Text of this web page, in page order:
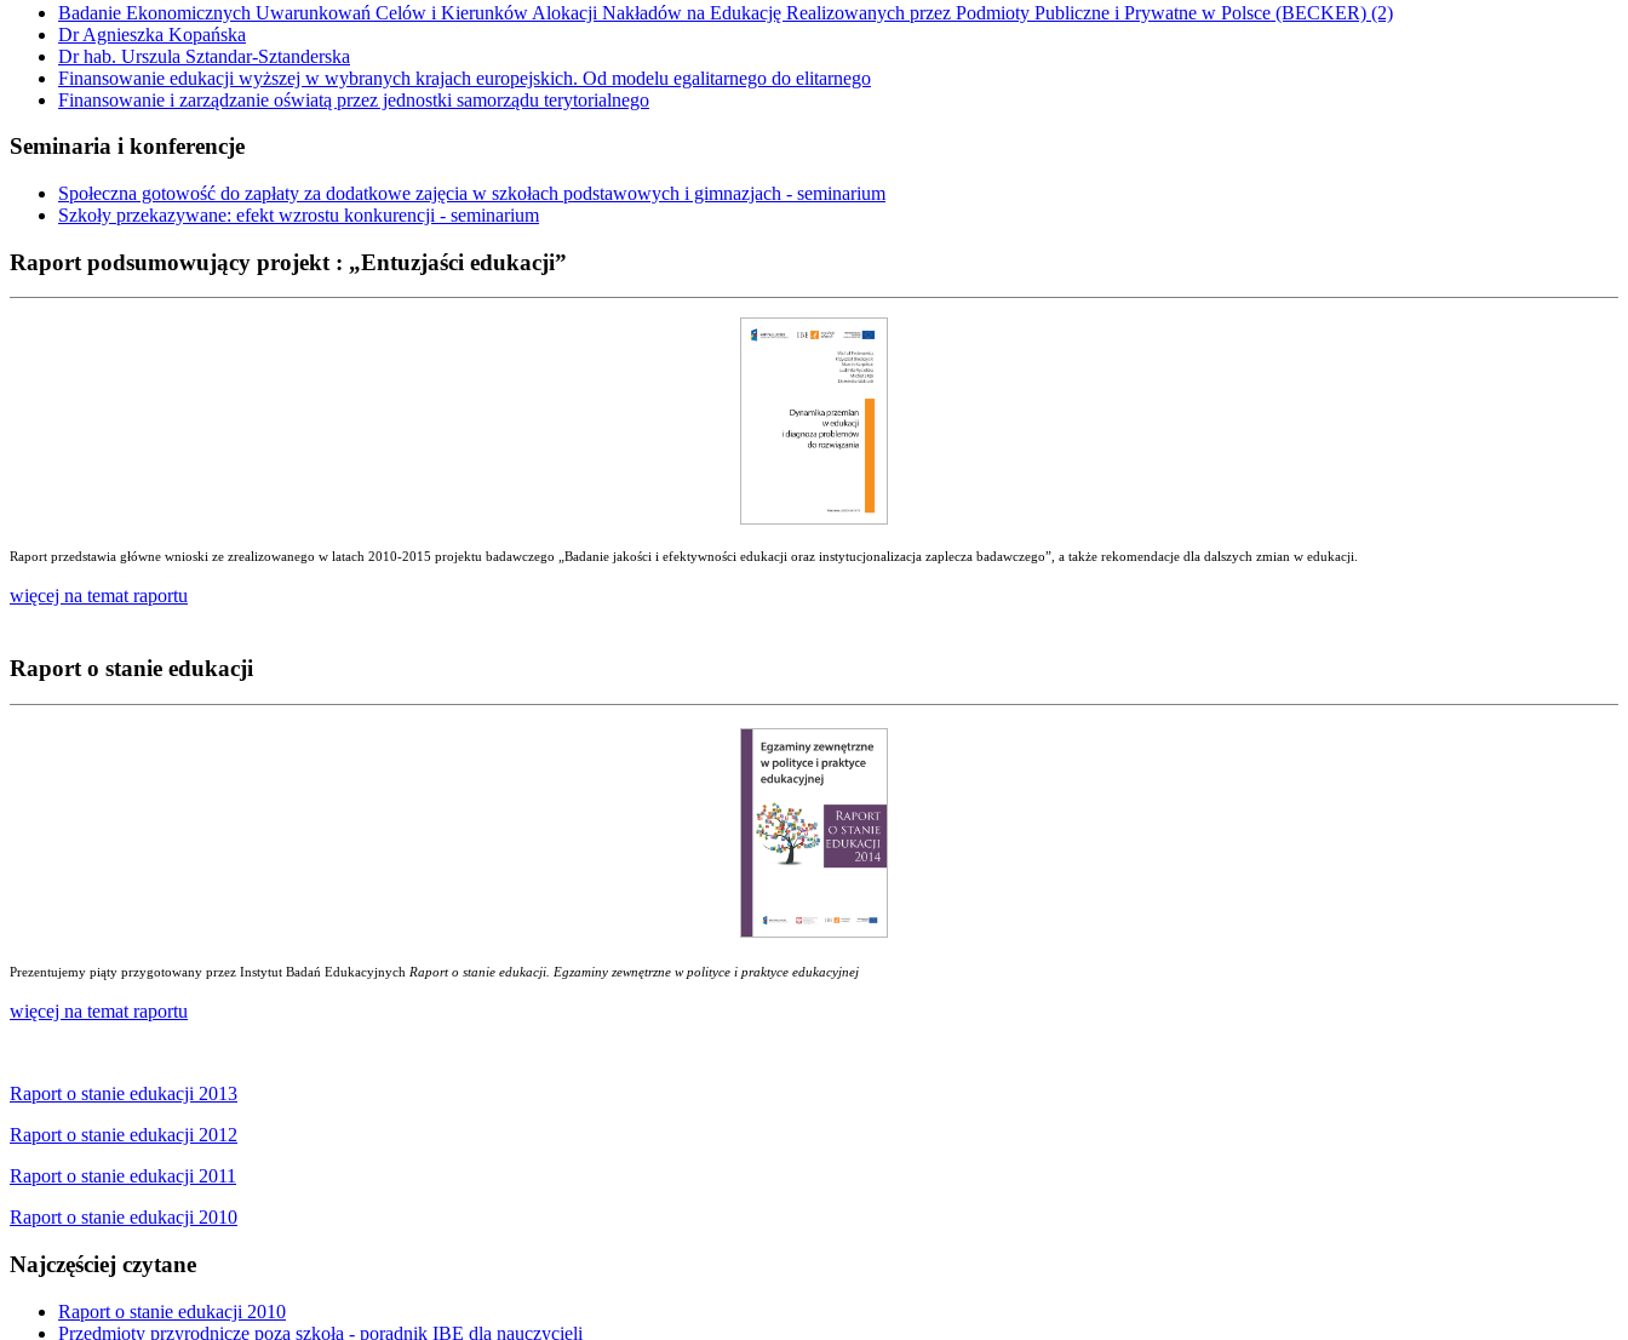
Badanie Ekonomicznych Uwarunkowań Celów i Kierunków Alokacji Nakładów na Edukację Realizowanych przez Podmioty Publiczne i Prywatne w Polsce (BECKER) (2)
Dr Agnieszka Kopańska
Dr hab. Urszula Sztandar-Sztanderska
Finansowanie edukacji wyższej w wybranych krajach europejskich. Od modelu egalitarnego do elitarnego
Finansowanie i zarządzanie oświatą przez jednostki samorządu terytorialnego
Seminaria i konferencje
Społeczna gotowość do zapłaty za dodatkowe zajęcia w szkołach podstawowych i gimnazjach - seminarium
Szkoły przekazywane: efekt wzrostu konkurencji - seminarium
Raport podsumowujący projekt : „Entuzjaści edukacji”
Raport przedstawia główne wnioski ze zrealizowanego w latach 2010-2015 projektu badawczego „Badanie jakości i efektywności edukacji oraz instytucjonalizacja zaplecza badawczego”, a także rekomendacje dla dalszych zmian w edukacji.
więcej na temat raportu
Raport o stanie edukacji
Prezentujemy piąty przygotowany przez Instytut Badań Edukacyjnych Raport o stanie edukacji. Egzaminy zewnętrzne w polityce i praktyce edukacyjnej
więcej na temat raportu
Raport o stanie edukacji 2013
Raport o stanie edukacji 2012
Raport o stanie edukacji 2011
Raport o stanie edukacji 2010
Najczęściej czytane
Raport o stanie edukacji 2010
Przedmioty przyrodnicze poza szkołą - poradnik IBE dla nauczycieli